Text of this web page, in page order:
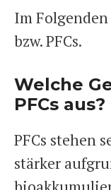
Im
bzw. PFCs.
Welche
PFCs aus?
PFCs stehen
stärker